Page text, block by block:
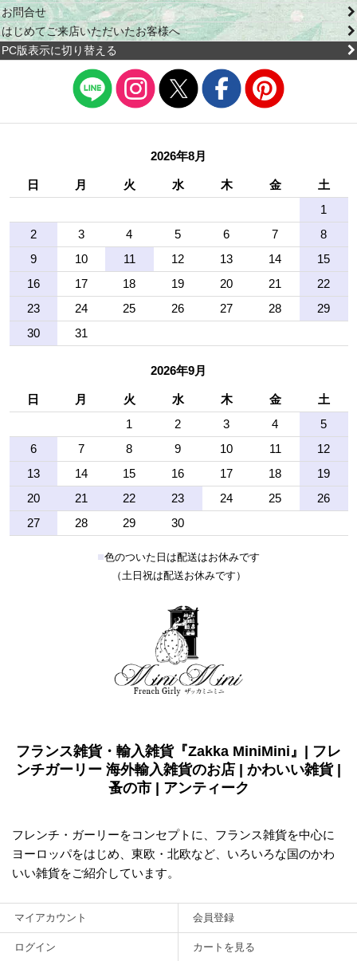
お問合せ
はじめてご来店いただいたお客様へ
PC版表示に切り替える
2026年8月
日 月 火 水 木 金
土
1
2
3 4 5 6 7
8
9
10 11 12 13 14
15
16
17 18 19 20 21
22
23
24 25 26 27 28
29
30
31
2026年9月
日 月 火 水 木 金
土
1
2 3 4
5
6
7 8 9 10 11
12
13
14 15 16 17 18
19
20
21 22 23 24 25
26
27
28 29 30
■色のついた日は配送はお休みです
（土日祝は配送お休みです）
フランス雑貨・輸入雑貨『Zakka MiniMini』| フレ
ンチガーリー 海外輸入雑貨のお店 | かわいい雑貨 |
蚤の市 | アンティーク
フレンチ・ガーリーをコンセプトに、フランス雑貨を中心に
ヨーロッパをはじめ、東欧・北欧など、いろいろな国のかわ
いい雑貨をご紹介しています。
マイアカウント 会員登録
ログイン カートを見る